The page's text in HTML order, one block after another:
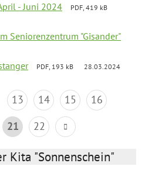
- Juni 2024
PDF, 419 kB
Seniorenzentrum "Gisander"
PDF, 193 kB 28.03.2024
13 14 15
16
21 22
Kita "Sonnenschein"